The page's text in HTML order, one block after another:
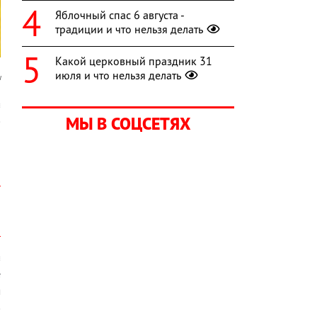
Яблочный спас 6 августа -
традиции и что нельзя делать
Какой церковный праздник 31
июля и что нельзя делать
МЫ В СОЦСЕТЯХ